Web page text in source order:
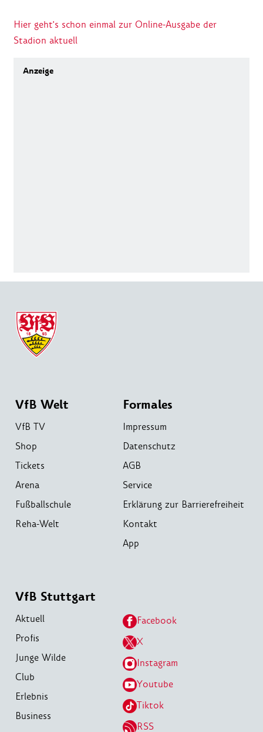
Hier geht's schon einmal zur Online-Ausgabe der
Stadion aktuell
VfB Welt
VfB TV
Shop
Tickets
Arena
Fußballschule
Reha-Welt
Formales
Impressum
Datenschutz
AGB
Service
Erklärung zur Barrierefreiheit
Kontakt
App
VfB Stuttgart
Aktuell
Profis
Junge Wilde
Club
Erlebnis
Business
Facebook
X
Instagram
Youtube
Tiktok
RSS